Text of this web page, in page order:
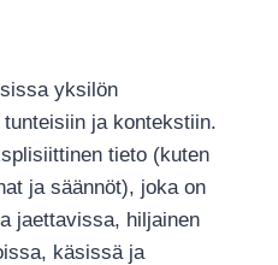
yksilön
ja kontekstiin.
tieto (kuten
ja säännöt), joka on
jaettavissa, hiljainen
käsissä ja